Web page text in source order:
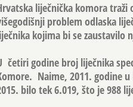
liječnička komora traži
problem odlaska
kojima bi se zaustavilo
četiri godine broj liječnika
Naime, 2011. godine
bilo tek 6.019, što je 988